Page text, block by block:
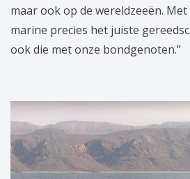
maar ook op de wereldzeeën. Met
marine precies het juiste
ook die met onze bondgenoten.”